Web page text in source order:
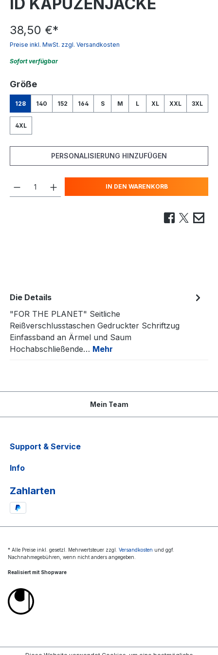
38,50 €*
Preise inkl. MwSt. zzgl. Versandkosten
Sofort verfügbar
Größeauswählen
128 140 152 164 S M L XL XXL 3XL
4XL
PERSONALISIERUNG HINZUFÜGEN
IN DEN WARENKORB
Die Details
"FOR THE PLANET" Seitliche
Reißverschlusstaschen Gedruckter Schriftzug
Einfassband an Ärmel und Saum
Hochabschließende… Mehr
Mein Team
Support & Service
Info
Zahlarten
* Alle Preise inkl. gesetzl. Mehrwertsteuer zzgl. Versandkosten und ggf.
Nachnahmegebühren, wenn nicht anders angegeben.
Realisiert mit Shopware